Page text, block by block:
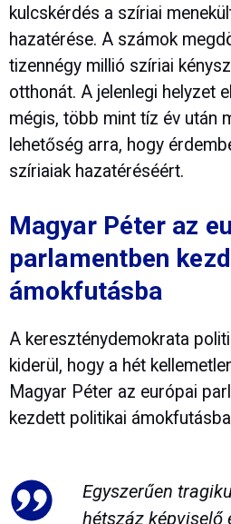
kulcskérdés a szíriai
hazatérése. A számok
tizennégy millió szíriai
otthonát. A jelenlegi helyzet
mégis, több mint tíz év után
lehetőség arra, hogy
szíriaiak hazatéréséért.
Magyar Péter az
parlamentben
ámokfutásba
A kereszténydemokrata
kiderül, hogy a hét
Magyar Péter az európai
kezdett politikai
Egyszerűen
hétszáz képviselő